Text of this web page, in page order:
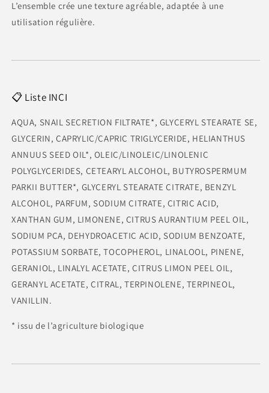
L’ensemble crée une texture agréable, adaptée à une
utilisation régulière.
📋 Liste INCI
AQUA, SNAIL SECRETION FILTRATE*, GLYCERYL STEARATE SE,
GLYCERIN, CAPRYLIC/CAPRIC TRIGLYCERIDE, HELIANTHUS
ANNUUS SEED OIL*, OLEIC/LINOLEIC/LINOLENIC
POLYGLYCERIDES, CETEARYL ALCOHOL, BUTYROSPERMUM
PARKII BUTTER*, GLYCERYL STEARATE CITRATE, BENZYL
ALCOHOL, PARFUM, SODIUM CITRATE, CITRIC ACID,
XANTHAN GUM, LIMONENE, CITRUS AURANTIUM PEEL OIL,
SODIUM PCA, DEHYDROACETIC ACID, SODIUM BENZOATE,
POTASSIUM SORBATE, TOCOPHEROL, LINALOOL, PINENE,
GERANIOL, LINALYL ACETATE, CITRUS LIMON PEEL OIL,
GERANYL ACETATE, CITRAL, TERPINOLENE, TERPINEOL,
VANILLIN.
* issu de l’agriculture biologique